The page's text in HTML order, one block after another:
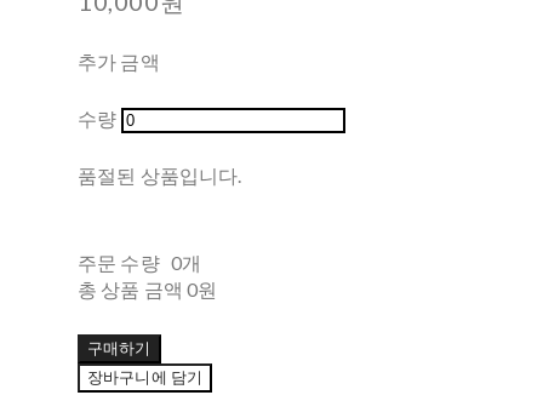
추가 금액
수량
품절된 상품입니다.
주문 수량 0개
총 상품 금액 0원
구매하기
장바구니에 담기